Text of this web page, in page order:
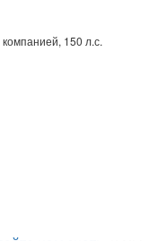
150 л.с.